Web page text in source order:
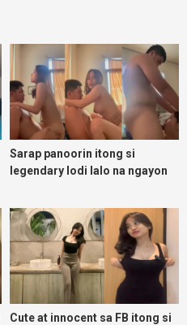
Sarap panoorin itong si
legendary lodi lalo na ngayon
Cute at innocent sa FB itong si